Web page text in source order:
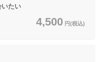
たい
4,500 円(税込)